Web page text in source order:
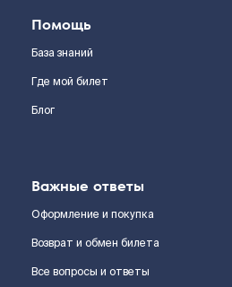
Помощь
База знаний
Где мой билет
Блог
Важные ответы
Оформление и покупка
Возврат и обмен билета
Все вопросы и ответы